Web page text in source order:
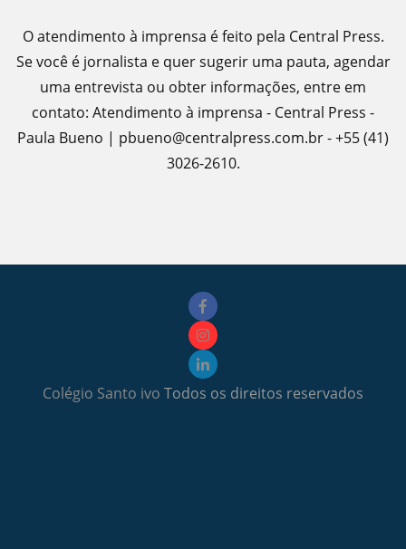
O atendimento à imprensa é feito pela Central Press.
Se você é jornalista e quer sugerir uma pauta, agendar
uma entrevista ou obter informações, entre em
contato: Atendimento à imprensa - Central Press -
Paula Bueno | pbueno@centralpress.com.br - +55 (41)
3026-2610.
Colégio Santo ivo Todos os direitos reservados